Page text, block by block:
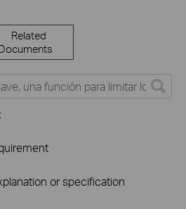
Related
or specification